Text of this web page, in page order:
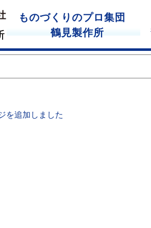
ものづくりのプロ集団
鶴見製作所
ル）
いません
を追加しました